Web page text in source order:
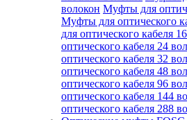
волокон Муфты для
Муфты для оптического
для оптического кабеля
оптического кабеля 24
оптического кабеля 32
оптического кабеля 48
оптического кабеля 96
оптического кабеля 144
оптического кабеля 288